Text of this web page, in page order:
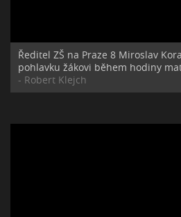
Ředitel ZŠ na Praze 8 Miroslav
pohlavku žákovi během hodiny
- Robert Klejch